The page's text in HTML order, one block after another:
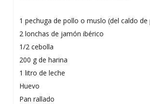
1 pechuga de pollo o muslo (del caldo de
2 lonchas de jamón ibérico
1/2 cebolla
200 g de harina
1 litro de leche
Huevo
Pan rallado